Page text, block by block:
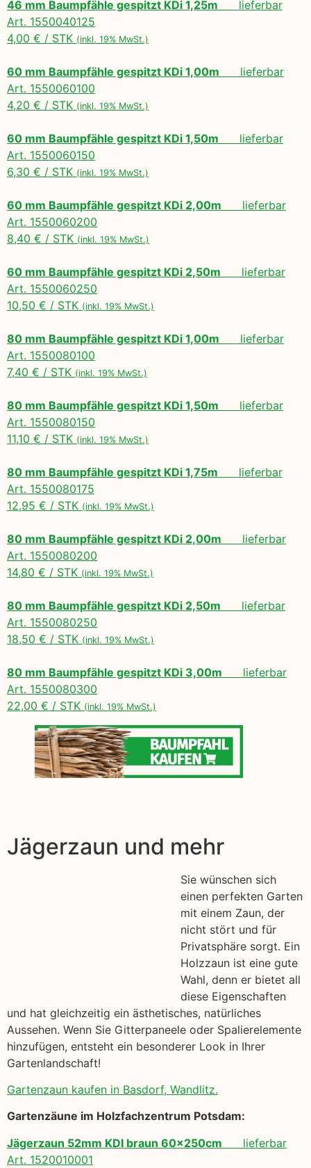
46 mm Baumpfähle gespitzt KDi 1,25m lieferbar
Art. 1550040125
4,00 € / STK (inkl. 19% MwSt.)
60 mm Baumpfähle gespitzt KDi 1,00m lieferbar
Art. 1550060100
4,20 € / STK (inkl. 19% MwSt.)
60 mm Baumpfähle gespitzt KDi 1,50m lieferbar
Art. 1550060150
6,30 € / STK (inkl. 19% MwSt.)
60 mm Baumpfähle gespitzt KDi 2,00m lieferbar
Art. 1550060200
8,40 € / STK (inkl. 19% MwSt.)
60 mm Baumpfähle gespitzt KDi 2,50m lieferbar
Art. 1550060250
10,50 € / STK (inkl. 19% MwSt.)
80 mm Baumpfähle gespitzt KDi 1,00m lieferbar
Art. 1550080100
7,40 € / STK (inkl. 19% MwSt.)
80 mm Baumpfähle gespitzt KDi 1,50m lieferbar
Art. 1550080150
11,10 € / STK (inkl. 19% MwSt.)
80 mm Baumpfähle gespitzt KDi 1,75m lieferbar
Art. 1550080175
12,95 € / STK (inkl. 19% MwSt.)
80 mm Baumpfähle gespitzt KDi 2,00m lieferbar
Art. 1550080200
14,80 € / STK (inkl. 19% MwSt.)
80 mm Baumpfähle gespitzt KDi 2,50m lieferbar
Art. 1550080250
18,50 € / STK (inkl. 19% MwSt.)
80 mm Baumpfähle gespitzt KDi 3,00m lieferbar
Art. 1550080300
22,00 € / STK (inkl. 19% MwSt.)
Jägerzaun und mehr
Sie wünschen sich
einen perfekten Garten
mit einem Zaun, der
nicht stört und für
Privatsphäre sorgt. Ein
Holzzaun ist eine gute
Wahl, denn er bietet all
diese Eigenschaften
und hat gleichzeitig ein ästhetisches, natürliches
Aussehen. Wenn Sie Gitterpaneele oder Spalierelemente
hinzufügen, entsteht ein besonderer Look in Ihrer
Gartenlandschaft!
Gartenzaun kaufen in Basdorf, Wandlitz.
Gartenzäune im Holzfachzentrum Potsdam:
Jägerzaun 52mm KDI braun 60x250cm lieferbar
Art. 1520010001